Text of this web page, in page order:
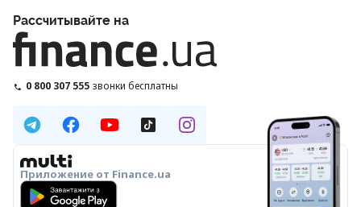
Рассчитывайте на
0 800 307 555 звонки бесплатны
Приложение от Finance.ua